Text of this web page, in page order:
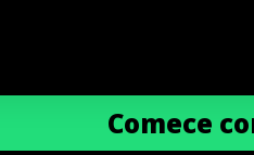
Comece